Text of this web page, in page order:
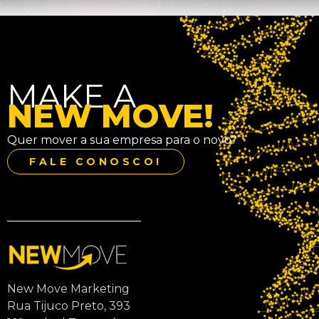
MAKE A
NEW MOVE!
Quer mover a sua empresa para o novo?
FALE CONOSCO!
New Move Marketing
Rua Tijuco Preto, 393